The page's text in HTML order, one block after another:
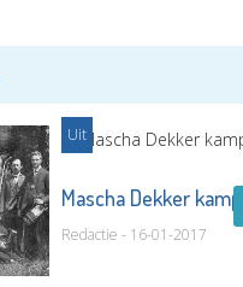
Uit
Mascha Dekker
Redactie - 16-01-2017